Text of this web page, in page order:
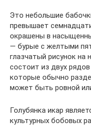
Это небольшие
превышает
окрашены в
— бурые с желтыми
глазчатый рисунок на
состоит из двух
которые обычно
может быть ровной
Голубянка икар
культурных бобовых